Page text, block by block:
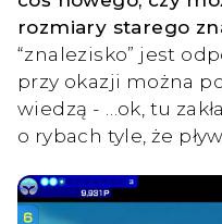
rozmiary starego
“znalezisko” jest
przy okazji można
wiedzą - …ok, tu
o rybach tyle, że